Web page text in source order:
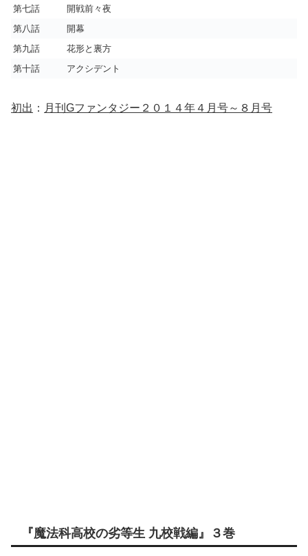
第七話 開戦前々夜
第八話 開幕
第九話 花形と裏方
第十話 アクシデント
初出 ： 月刊Gファンタジー２０１４年４月号～８月号
『魔法科高校の劣等生 九校戦編』３巻